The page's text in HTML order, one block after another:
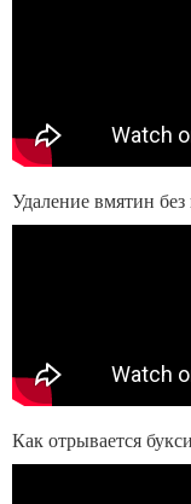
Удаление вмятин без
Как отрывается